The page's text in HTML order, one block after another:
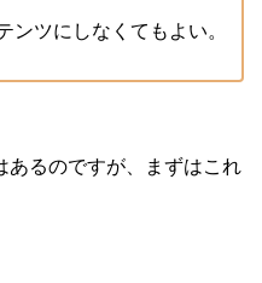
ンツにしなくてもよい。
あるのですが、まずはこれ